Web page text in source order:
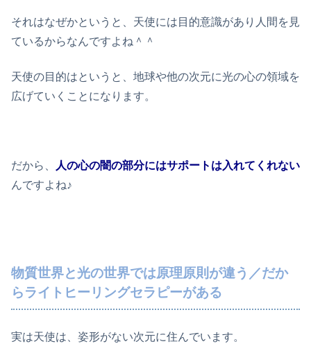
それはなぜかというと、天使には目的意識があり人間を見
ているからなんですよね＾＾
天使の目的はというと、地球や他の次元に光の心の領域を
広げていくことになります。
だから、
人の心の闇の部分にはサポートは入れてくれない
んですよね♪
物質世界と光の世界では原理原則が違う／だか
らライトヒーリングセラピーがある
実は天使は、姿形がない次元に住んでいます。